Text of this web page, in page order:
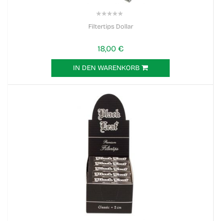
Filtertips Dollar
18,00 €
IN DEN WARENKORB